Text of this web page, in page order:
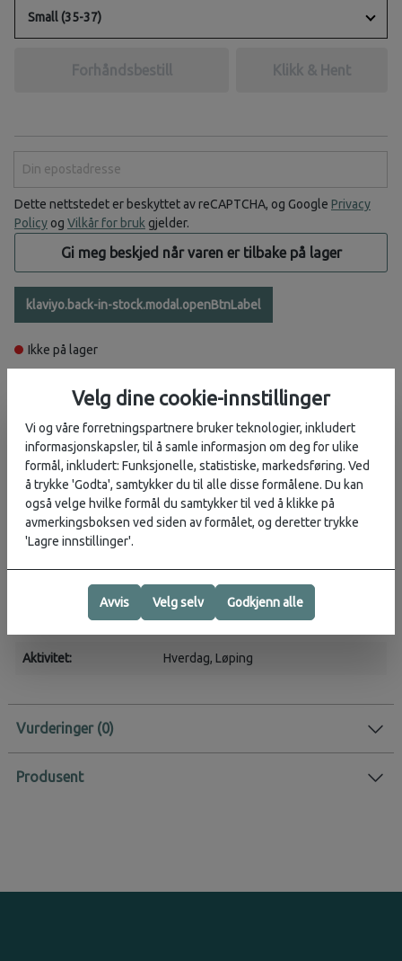
Small (35-37)
Forhåndsbestill Klikk & Hent
Dette nettstedet er beskyttet av reCAPTCHA, og Google Privacy
Policy og Vilkår for bruk gjelder.
Gi meg beskjed når varen er tilbake på lager
klaviyo.back-in-stock.modal.openBtnLabel
Ikke på lager
Beskrivelse
Ekstremt lette, slitesterke og lukthemmende merinosokker for
dame!
Run+ Ultralight Mini er designet for maksimal komfort og en
49 % merinoull, 48 % nylon, 3 % LYCRA®.
Aktivitet: Hverdag, Løping
Vurderinger
Produsent
Velg dine cookie-innstillinger
Vi og våre forretningspartnere bruker teknologier, inkludert
informasjonskapsler, til å samle informasjon om deg for ulike
formål, inkludert: Funksjonelle, statistiske, markedsføring. Ved
å trykke 'Godta', samtykker du til alle disse formålene. Du kan
også velge hvilke formål du samtykker til ved å klikke på
avmerkingsboksen ved siden av formålet, og deretter trykke
'Lagre innstillinger'.
Avvis Velg selv Godkjenn alle